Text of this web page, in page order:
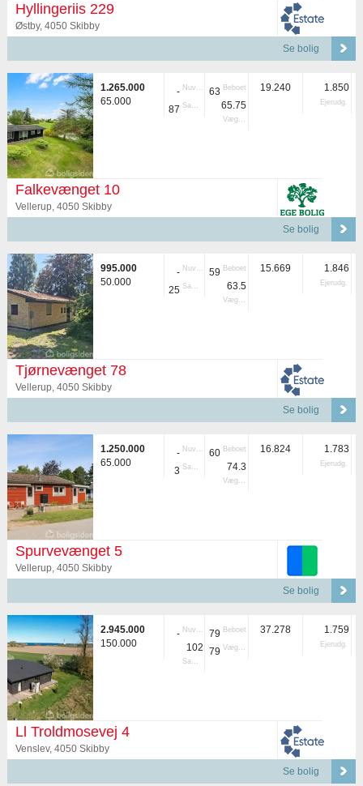
Hyllingeriis 229
Østby, 4050 Skibby
Se bolig
1.265.000
65.000
- Nuvær.
87 Samlet
63 Beboet
65.75
Vægtet
19.240 1.850
Ejerudg.
Falkevænget 10
Vellerup, 4050 Skibby
Se bolig
995.000
50.000
- Nuvær.
25 Samlet
59 Beboet
63.5
Vægtet
15.669 1.846
Ejerudg.
Tjørnevænget 78
Vellerup, 4050 Skibby
Se bolig
1.250.000
65.000
- Nuvær.
3 Samlet
60 Beboet
74.3
Vægtet
16.824 1.783
Ejerudg.
Spurvevænget 5
Vellerup, 4050 Skibby
Se bolig
2.945.000
150.000
- Nuvær.
102
Samlet
79 Beboet
79 Vægtet
37.278 1.759
Ejerudg.
Ll Troldmosevej 4
Venslev, 4050 Skibby
Se bolig